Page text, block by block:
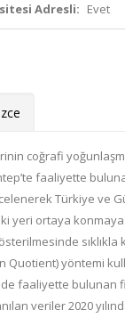
Adresli: Evet
coğrafi
faaliyette
Türkiye ve
yeri ortaya konmaya
sıklıkla
Quotient) yöntemi
faaliyette bulunan
veriler 2020